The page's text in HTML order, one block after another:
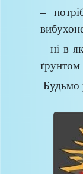
–
– ні в
ґрунтом
Будьмо